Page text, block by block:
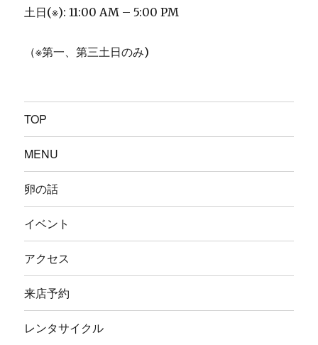
土日(※): 11:00 AM – 5:00 PM
（※第一、第三土日のみ)
TOP
MENU
卵の話
イベント
アクセス
来店予約
レンタサイクル